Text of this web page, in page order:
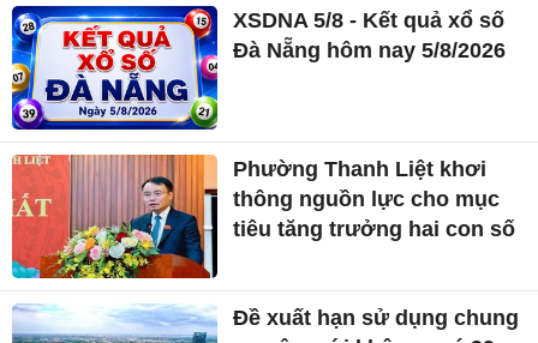
XSDNA 5/8 - Kết quả xổ số
Đà Nẵng hôm nay 5/8/2026
Phường Thanh Liệt khơi
thông nguồn lực cho mục
tiêu tăng trưởng hai con số
Đề xuất hạn sử dụng chung